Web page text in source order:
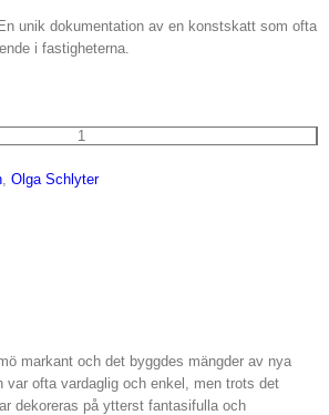
unik dokumentation av en konstskatt som ofta
i fastigheterna.
Trapphusens
Malmö
, Olga Schlyter
markant och det byggdes mängder av nya
var ofta vardaglig och enkel, men trots det
dekoreras på ytterst fantasifulla och